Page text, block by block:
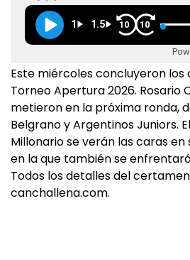
1 1.5 10 10
Este miércoles concluyeron los
Torneo Apertura 2026. Rosario
metieron en la próxima ronda,
Belgrano y Argentinos Juniors.
Millonario se verán las caras
en la que también se
Todos los detalles del
canchallena.com.